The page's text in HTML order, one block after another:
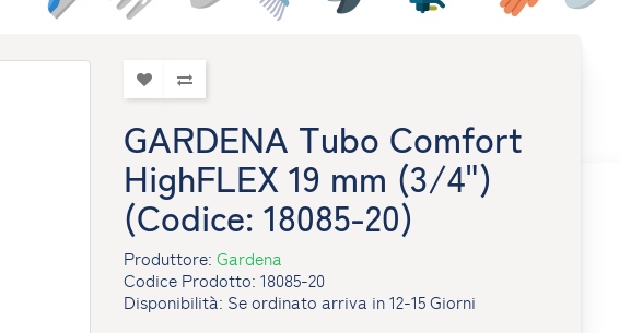
GARDENA Tubo Comfort
HighFLEX 19 mm (3/4")
(Codice: 18085-20)
Produttore:Gardena
Codice Prodotto: 18085-20
Disponibilità: Se ordinato arriva in 12-15 Giorni